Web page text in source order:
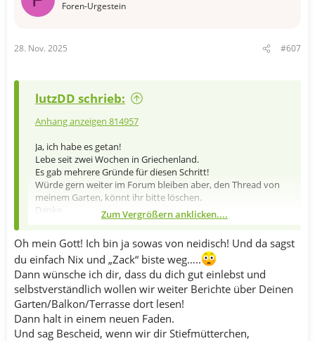
n
Foren-Urgestein
28. Nov. 2025 #607
lutzDD schrieb:
Anhang anzeigen 814957
Ja, ich habe es getan!
Lebe seit zwei Wochen in Griechenland.
Es gab mehrere Gründe für diesen Schritt!
Würde gern weiter im Forum bleiben aber, den Thread von
meinem Garten, könnt ihr bitte löschen.
Danke.
Zum Vergrößern anklicken....
Oh mein Gott! Ich bin ja sowas von neidisch! Und da sagst
du einfach Nix und „Zack“ biste weg…..
Dann wünsche ich dir, dass du dich gut einlebst und
selbstverständlich wollen wir weiter Berichte über Deinen
Garten/Balkon/Terrasse dort lesen!
Dann halt in einem neuen Faden.
Und sag Bescheid, wenn wir dir Stiefmütterchen,